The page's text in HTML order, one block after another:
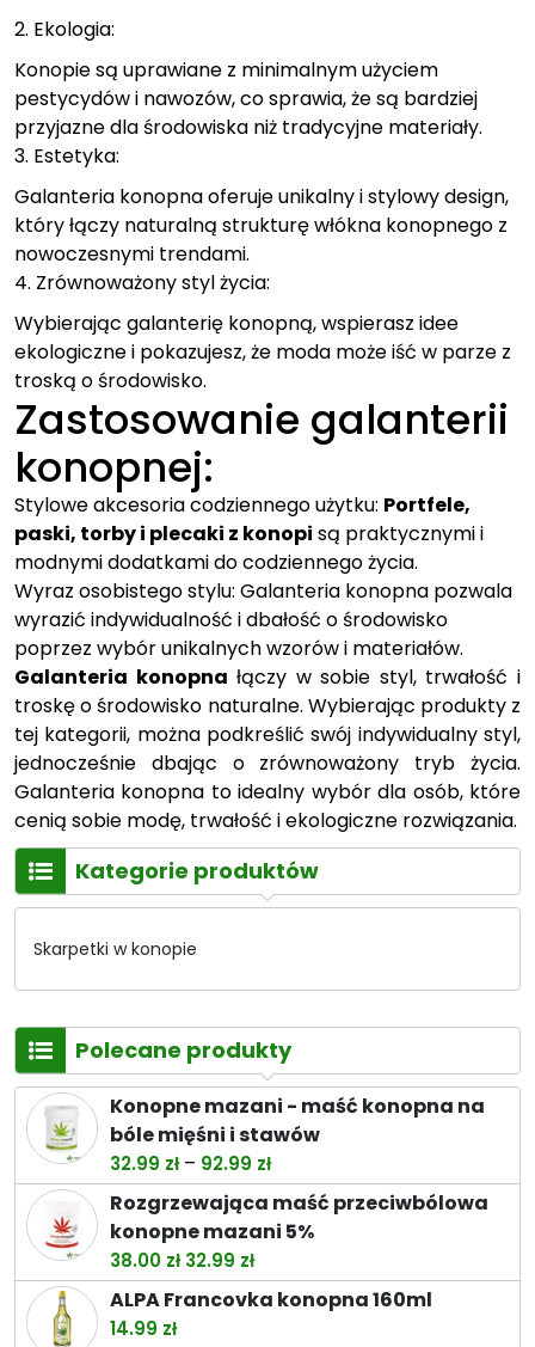
2. Ekologia:
Konopie są uprawiane z minimalnym użyciem
pestycydów i nawozów, co sprawia, że są bardziej
przyjazne dla środowiska niż tradycyjne materiały.
3. Estetyka:
Galanteria konopna oferuje unikalny i stylowy design,
który łączy naturalną strukturę włókna konopnego z
nowoczesnymi trendami.
4. Zrównoważony styl życia:
Wybierając galanterię konopną, wspierasz idee
ekologiczne i pokazujesz, że moda może iść w parze z
troską o środowisko.
Zastosowanie galanterii
konopnej:
Stylowe akcesoria codziennego użytku: Portfele,
paski, torby i plecaki z konopi są praktycznymi i
modnymi dodatkami do codziennego życia.
Wyraz osobistego stylu: Galanteria konopna pozwala
wyrazić indywidualność i dbałość o środowisko
poprzez wybór unikalnych wzorów i materiałów.
Galanteria konopna łączy w sobie styl, trwałość i
troskę o środowisko naturalne. Wybierając produkty z
tej kategorii, można podkreślić swój indywidualny styl,
jednocześnie dbając o zrównoważony tryb życia.
Galanteria konopna to idealny wybór dla osób, które
cenią sobie modę, trwałość i ekologiczne rozwiązania.
Kategorie produktów
Skarpetki w konopie
Polecane produkty
Konopne mazani - maść konopna na
bóle mięśni i stawów
32.99 zł – 92.99 złZakres
cen:
od
do
92.99 zł
Rozgrzewająca maść przeciwbólowa
konopne mazani 5%
38.00 zł Pierwotna
cena
32.99 złAktualna
cena
ALPA Francovka konopna 160ml
14.99 zł